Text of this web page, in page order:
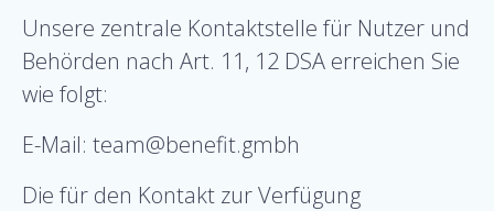
Unsere zentrale Kontaktstelle für Nutzer und
Behörden nach Art. 11, 12 DSA erreichen Sie
wie folgt:
E-Mail: team@benefit.gmbh
Die für den Kontakt zur Verfügung